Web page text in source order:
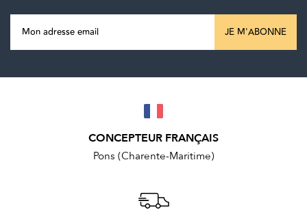
JE M'ABONNE
CONCEPTEUR FRANÇAIS
Pons (Charente-Maritime)